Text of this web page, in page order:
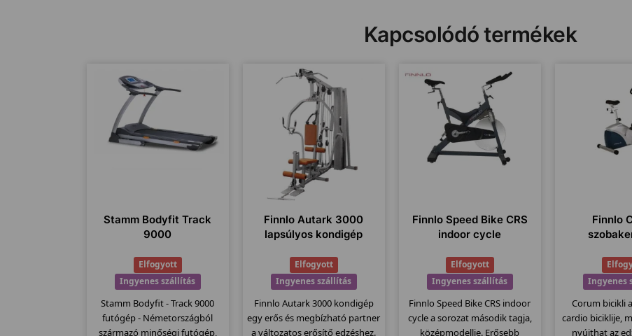
Kapcsolódó termékek
Stamm Bodyfit Track
9000
Elfogyott
Ingyenes szállítás
Stamm Bodyfit - Track 9000
futógép - Németországból
származó minőségi futógép,
Finnlo Autark 3000
lapsúlyos kondigép
Elfogyott
Ingyenes szállítás
Finnlo Autark 3000 kondigép
egy erős és megbízható partner
a változatos erősítő edzéshez.
Finnlo Speed Bike CRS
indoor cycle
Elfogyott
Ingyenes szállítás
Finnlo Speed Bike CRS indoor
cycle a sorozat második tagja,
középmodellje. Erősebb
Finnlo
Ingyenes
Corum bicikli
cardio biciklije,
nyújthat az